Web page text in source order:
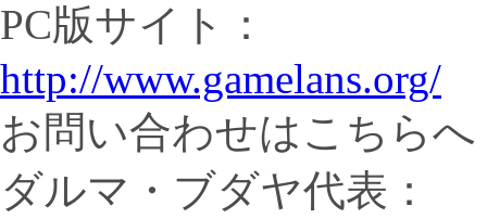
PC版サイト：
http://www.gamelans.org/
お問い合わせはこちらへ
ダルマ・ブダヤ代表：